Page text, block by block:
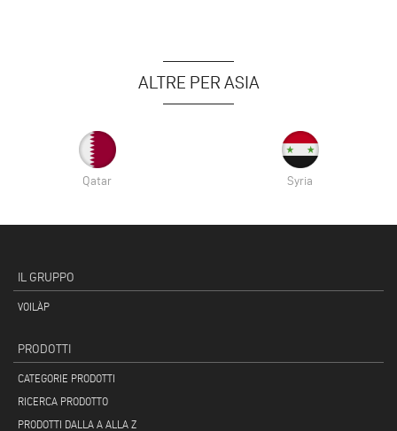
ALTRE PER ASIA
Qatar Syria
IL GRUPPO
VOILÀP
PRODOTTI
CATEGORIE PRODOTTI
RICERCA PRODOTTO
PRODOTTI DALLA A ALLA Z